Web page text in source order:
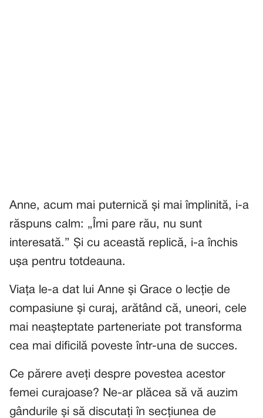
Anne, acum mai puternică și mai împlinită, i-a
răspuns calm: „Îmi pare rău, nu sunt
interesată.” Și cu această replică, i-a închis
ușa pentru totdeauna.
Viața le-a dat lui Anne și Grace o lecție de
compasiune și curaj, arătând că, uneori, cele
mai neașteptate parteneriate pot transforma
cea mai dificilă poveste într-una de succes.
Ce părere aveți despre povestea acestor
femei curajoase? Ne-ar plăcea să vă auzim
gândurile și să discutați în secțiunea de